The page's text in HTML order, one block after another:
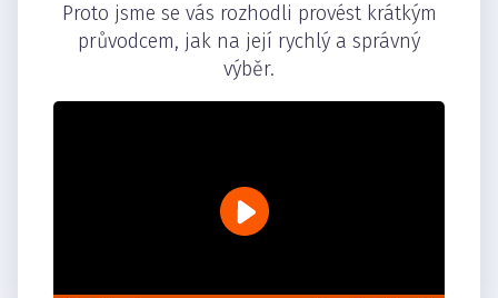
Proto jsme se vás rozhodli provést krátkým
průvodcem, jak na její rychlý a správný
výběr.